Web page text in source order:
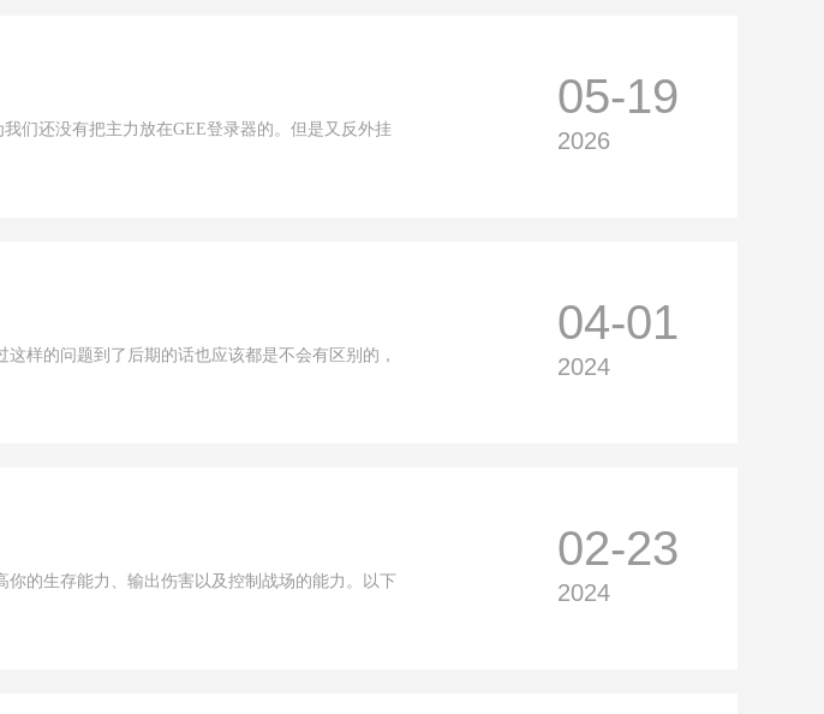
05-19
2026
们还没有把主力放在GEE登录器的。但是又反外挂
04-01
2024
样的问题到了后期的话也应该都是不会有区别的，
02-23
2024
的生存能力、输出伤害以及控制战场的能力。以下